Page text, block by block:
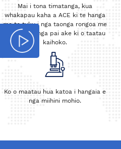
Mai i tona timatanga, kua
whakapau kaha a ACE ki te hanga
me te tuku i nga taonga rongoa me
nga taiwhanga pai ake ki o taatau
kaihoko.
Ko o maatau hua katoa i hangaia e
nga miihini mohio.